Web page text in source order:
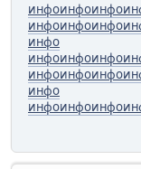
инфоинфоинфо
инфоинфоинфо
инфо
инфоинфоинфо
инфоинфоинфо
инфо
инфоинфоинфо